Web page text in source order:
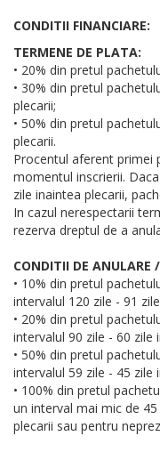
CONDITII FINANCIARE:
TERMENE DE PLATA:
• 20% din pretul
• 30% din pretul
plecarii;
• 50% din pretul
plecarii.
Procentul aferent primei
momentul inscrierii.
zile inaintea plecarii,
In cazul nerespectarii
rezerva dreptul de a
CONDITII DE ANULARE
• 10% din pretul
intervalul 120 zile - 91
• 20% din pretul
intervalul 90 zile - 60 zile
• 50% din pretul
intervalul 59 zile - 45 zile
• 100% din pretul
un interval mai mic de
plecarii sau pentru